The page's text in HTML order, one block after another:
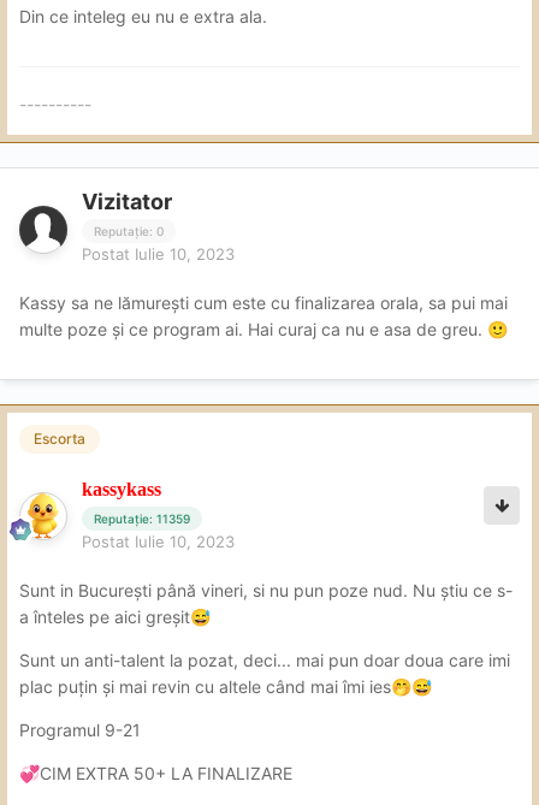
Din ce inteleg eu nu e extra ala.
----------
Vizitator
Reputație: 0
Postat Iulie 10, 2023
Kassy sa ne lămurești cum este cu finalizarea orala, sa pui mai
multe poze și ce program ai. Hai curaj ca nu e asa de greu. 🙂
Escorta
kassykass
Reputație: 11359
Postat Iulie 10, 2023
Sunt in București până vineri, si nu pun poze nud. Nu știu ce s-
a înteles pe aici greșit😅
Sunt un anti-talent la pozat, deci... mai pun doar doua care imi
plac puțin și mai revin cu altele când mai îmi ies🤭😅
Programul 9-21
💞CIM EXTRA 50+ LA FINALIZARE